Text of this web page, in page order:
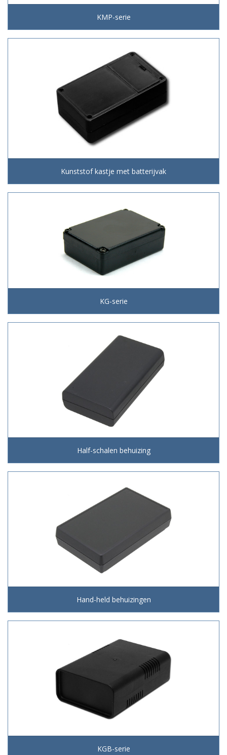
KMP-serie
Kunststof kastje met batterijvak
KG-serie
Half-schalen behuizing
Hand-held behuizingen
KGB-serie